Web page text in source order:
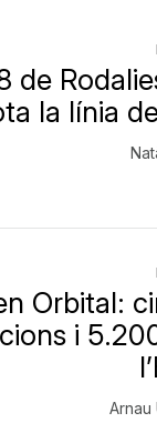
de
la línia
Orbital:
i
Arnau